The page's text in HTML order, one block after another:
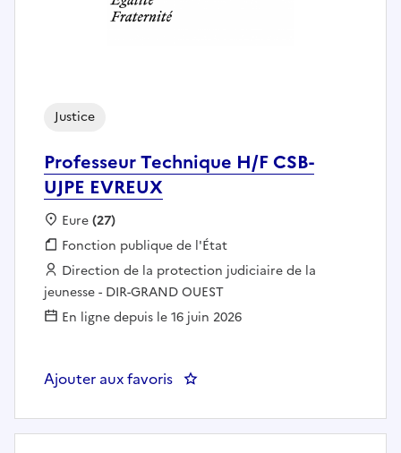
Professeur Technique H/F CSB-
UJPE EVREUX
Justice
Localisation :
Eure(27)
Fonction publique :
Fonction publique de l'État
Employeur :
Direction de la protection judiciaire de la
jeunesse - DIR-GRAND OUEST
En ligne depuis le 16 juin 2026
Ajouter aux favoris